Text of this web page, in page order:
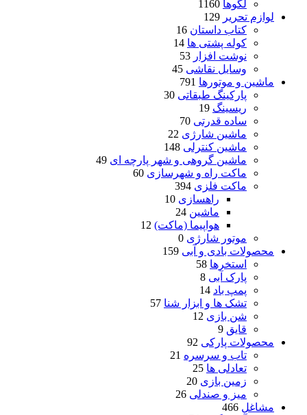
لگوها 1160
لوازم تحریر 129
کتاب داستان 16
کوله پشتی ها 14
نوشت افزار 53
وسایل نقاشی 45
ماشین و موتورها 791
پارکینگ طبقاتی 30
ریسینگ 19
ساده قدرتی 70
ماشین شارژی 22
ماشین کنترلی 148
ماشین گروهی و شهر پارچه ای 49
ماکت راه و شهرسازی 60
ماکت فلزی 394
راهسازی 10
ماشین 24
هواپیما (ماکت) 12
موتور شارژی 0
محصولات بادی و آبی 159
استخرها 58
پارک آبی 8
پمپ باد 14
تشک ها و ابزار شنا 57
شن بازی 12
قایق 9
محصولات پارکی 92
تاب و سرسره 21
تعادلی ها 25
زمین بازی 20
میز و صندلی 26
مشاغل 466